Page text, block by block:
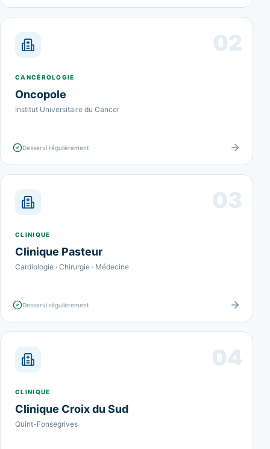
02
CANCÉROLOGIE
Oncopole
Institut Universitaire du Cancer
Desservi régulièrement
03
CLINIQUE
Clinique Pasteur
Cardiologie · Chirurgie · Médecine
Desservi régulièrement
04
CLINIQUE
Clinique Croix du Sud
Quint-Fonsegrives